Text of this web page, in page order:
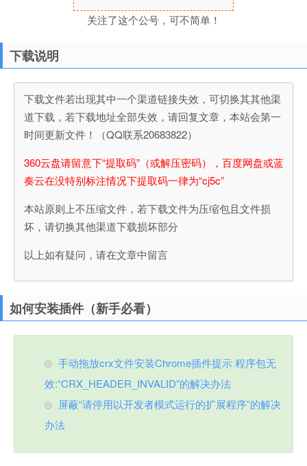
关注了这个公号，可不简单！
下载说明
下载文件若出现其中一个渠道链接失效，可切换其其他渠
道下载，若下载地址全部失效，请回复文章，本站会第一
时间更新文件！（QQ联系20683822）
360云盘请留意下“提取码”（或解压密码），百度网盘或蓝
奏云在没特别标注情况下提取码一律为“cj5c”
本站原则上不压缩文件，若下载文件为压缩包且文件损
坏，请切换其他渠道下载损坏部分
以上如有疑问，请在文章中留言
如何安装插件（新手必看）
手动拖放crx文件安装Chrome插件提示 程序包无
效:“CRX_HEADER_INVALID”的解决办法
屏蔽“请停用以开发者模式运行的扩展程序”的解决
办法